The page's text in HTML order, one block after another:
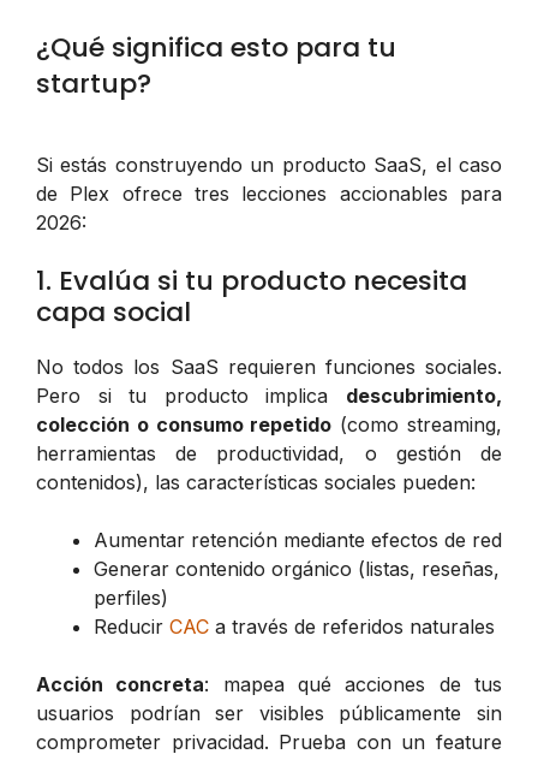
¿Qué significa esto para tu
startup?
Si estás construyendo un producto SaaS, el caso
de Plex ofrece tres lecciones accionables para
2026:
1. Evalúa si tu producto necesita
capa social
No todos los SaaS requieren funciones sociales.
Pero si tu producto implica descubrimiento,
colección o consumo repetido (como streaming,
herramientas de productividad, o gestión de
contenidos), las características sociales pueden:
Aumentar retención mediante efectos de red
Generar contenido orgánico (listas, reseñas,
perfiles)
Reducir CAC a través de referidos naturales
Acción concreta: mapea qué acciones de tus
usuarios podrían ser visibles públicamente sin
comprometer privacidad. Prueba con un feature